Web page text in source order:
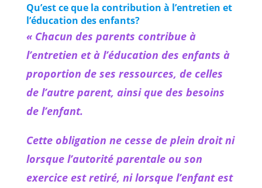
Qu’est ce que la contribution à l’entretien et
l’éducation des enfants?
« Chacun des parents contribue à
l’entretien et à l’éducation des enfants à
proportion de ses ressources, de celles
de l’autre parent, ainsi que des besoins
de l’enfant.
Cette obligation ne cesse de plein droit ni
lorsque l’autorité parentale ou son
exercice est retiré, ni lorsque l’enfant est